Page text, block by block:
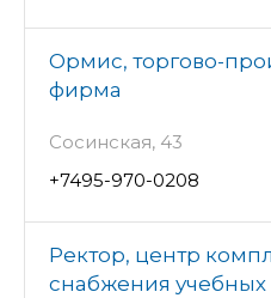
Ормис, торгово-
фирма
Сосинская, 43
+7495-970-0208
Ректор, центр
снабжения учебных